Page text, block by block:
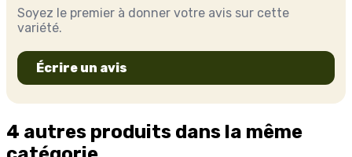
Soyez le premier à donner votre avis sur cette
variété.
Écrire un avis
4 autres produits dans la même